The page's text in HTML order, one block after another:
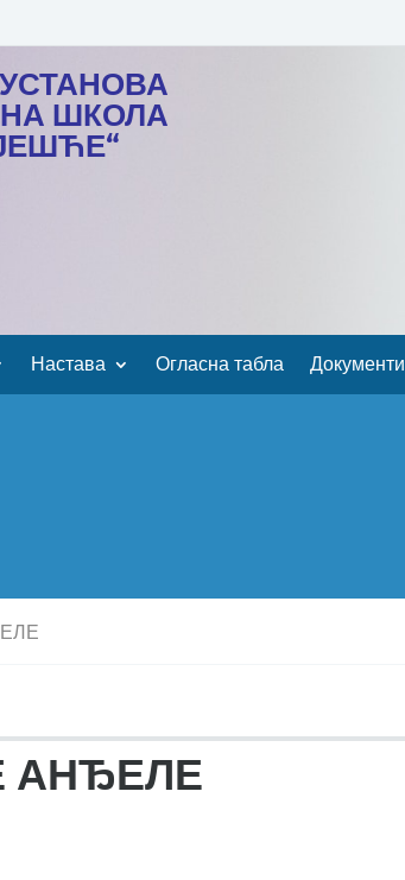
ШКОЛА
Настава Огласна табла Документи
АНЂЕЛЕ